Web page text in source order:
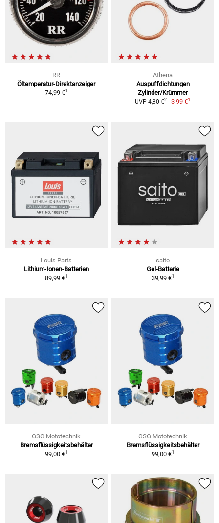
RR
Öltemperatur-Direktanzeiger
74,99 €1
Athena
Auspuffdichtungen
Zylinder/Krümmer
UVP 4,80 €2 3,99 €1
Louis Parts
Lithium-Ionen-Batterien
89,99 €1
saito
Gel-Batterie
39,99 €1
GSG Mototechnik
Bremsflüssigkeitsbehälter
99,00 €1
GSG Mototechnik
Bremsflüssigkeitsbehälter
99,00 €1